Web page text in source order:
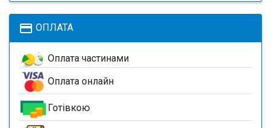
payment ОПЛАТА
Оплата частинами
Оплата онлайн
Готівкою